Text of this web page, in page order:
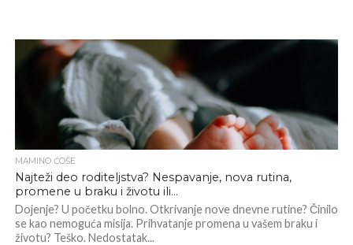
MAMINO ĆOŠE
Najteži deo roditeljstva? Nespavanje, nova rutina,
promene u braku i životu ili…
Dojenje? U početku bolno. Otkrivanje nove dnevne rutine? Činilo
se kao nemoguća misija. Prihvatanje promena u vašem braku i
životu? Teško. Nedostatak...